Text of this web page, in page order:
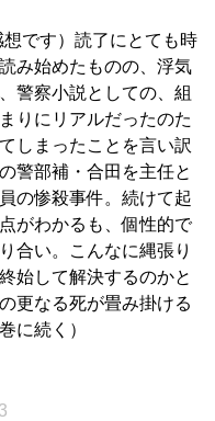
想です）読了にとても時
み始めたものの、浮気
警察小説としての、組
りにリアルだったのた
しまったことを言い訳
警部補・合田を主任と
の惨殺事件。続けて起
がわかるも、個性的で
合い。こんなに縄張り
始して解決するのかと
更なる死が畳み掛ける
に続く）